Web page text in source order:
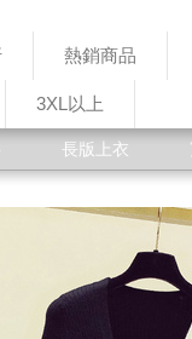
熱銷商品
3XL以上
長版上衣